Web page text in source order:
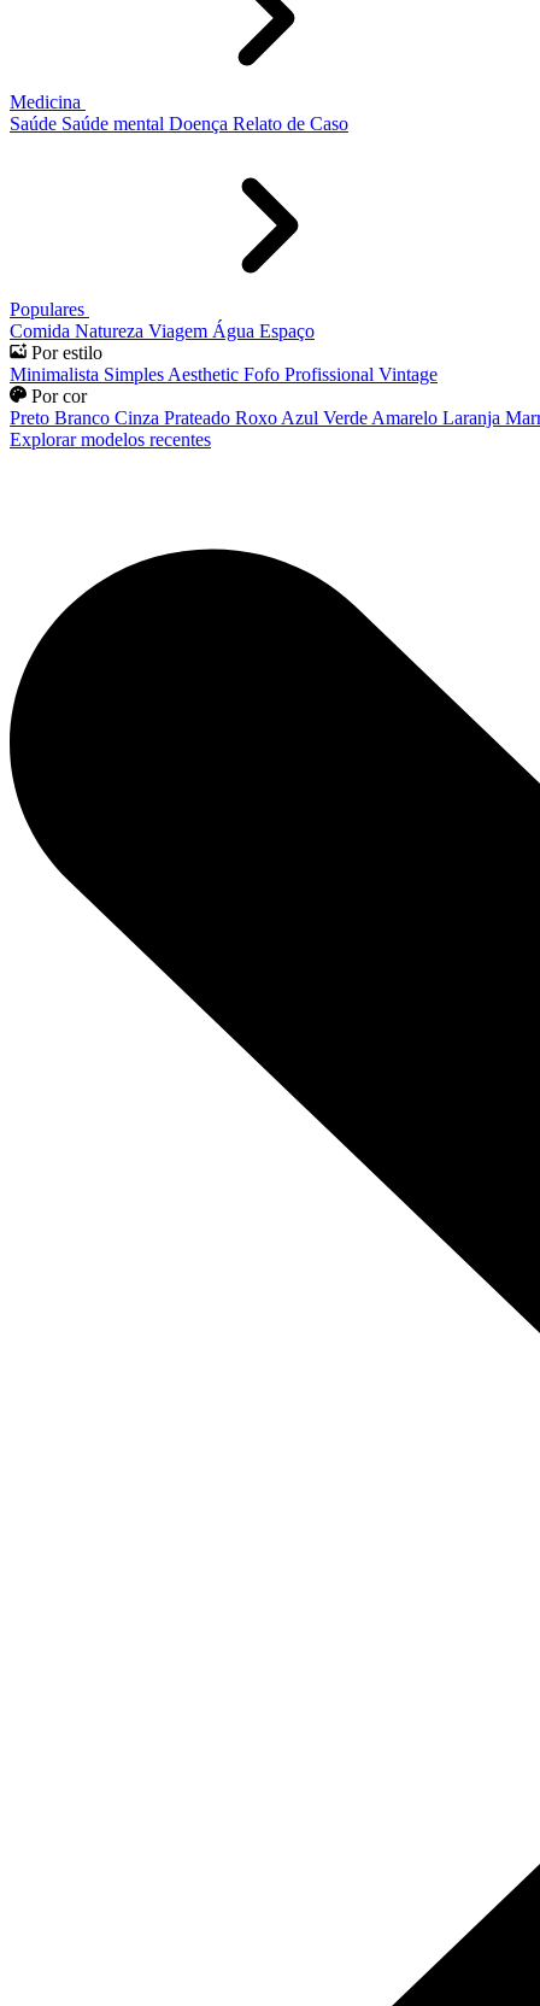
Medicina
Saúde Saúde mental Doença Relato de Caso
Populares
Comida Natureza Viagem Água Espaço
Por estilo
Minimalista Simples Aesthetic Fofo Profissional Vintage
Por cor
Preto Branco Cinza Prateado Roxo Azul Verde Amarelo Laranja
Explorar modelos recentes